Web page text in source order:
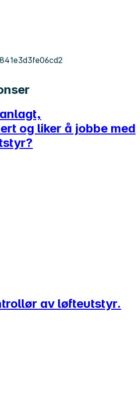
og liker å jobbe med
av løfteutstyr.